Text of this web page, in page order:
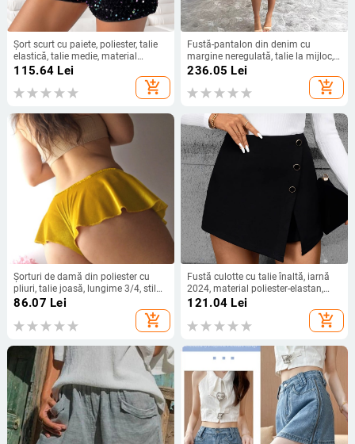
Șort scurt cu paiete, poliester, talie
elastică, talie medie, material
subțire
115.64 Lei
add_shopping_cart
Fustă-pantalon din denim cu
margine neregulată, talie la mijloc,
micro-elasticitate, finisaj spălat
236.05 Lei
add_shopping_cart
Șorturi de damă din poliester cu
pliuri, talie joasă, lungime 3/4, stil
urban
86.07 Lei
add_shopping_cart
Fustă culotte cu talie înaltă, iarnă
2024, material poliester-elastan,
țesătură de greutate medie, lungime
cu cinci puncte, stil pentru naveta
urbană elegant
121.04 Lei
add_shopping_cart